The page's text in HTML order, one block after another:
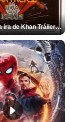
Star Trek II: la ira de Khan Tráiler VO